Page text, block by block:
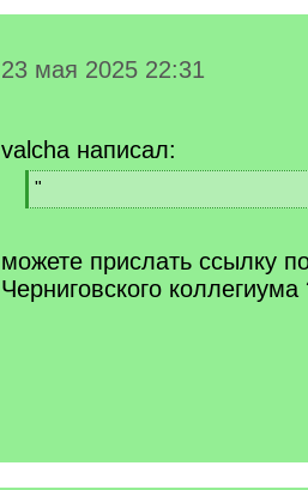
23 мая 2025 22:31
valcha написал:
[
q
"
[
q
]
можете прислать ссылку
Черниговского коллегиума